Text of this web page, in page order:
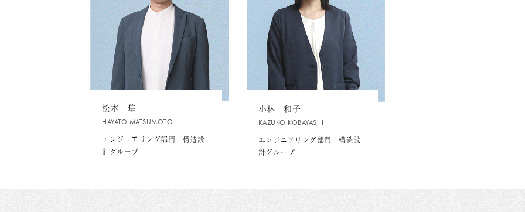
松本 隼
HAYATO MATSUMOTO
エンジニアリング部門 構造設
計グループ
小林 和子
KAZUKO KOBAYASHI
エンジニアリング部門 構造設
計グループ